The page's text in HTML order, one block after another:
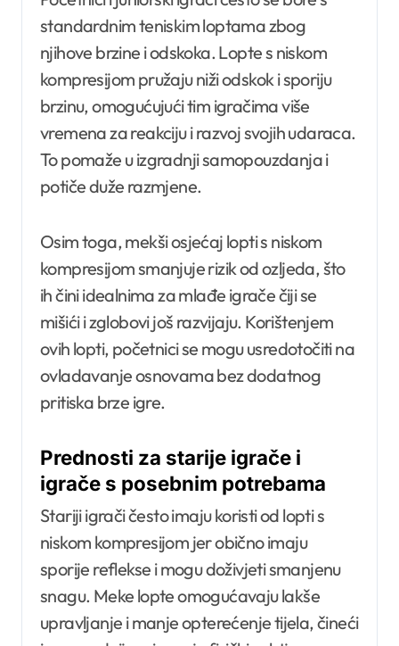
standardnim teniskim loptama zbog
njihove brzine i odskoka. Lopte s niskom
kompresijom pružaju niži odskok i sporiju
brzinu, omogućujući tim igračima više
vremena za reakciju i razvoj svojih udaraca.
To pomaže u izgradnji samopouzdanja i
potiče duže razmjene.
Osim toga, mekši osjećaj lopti s niskom
kompresijom smanjuje rizik od ozljeda, što
ih čini idealnima za mlađe igrače čiji se
mišići i zglobovi još razvijaju. Korištenjem
ovih lopti, početnici se mogu usredotočiti na
ovladavanje osnovama bez dodatnog
pritiska brze igre.
Prednosti za starije igrače i
igrače s posebnim potrebama
Stariji igrači često imaju koristi od lopti s
niskom kompresijom jer obično imaju
sporije reflekse i mogu doživjeti smanjenu
snagu. Meke lopte omogućavaju lakše
upravljanje i manje opterećenje tijela, čineći